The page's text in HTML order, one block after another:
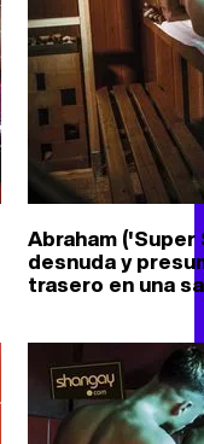
Abraham ('Super
desnuda y
trasero en una